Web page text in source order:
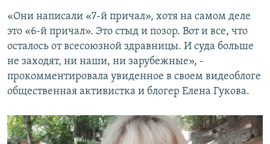
«Они написали «7-й причал», хотя на самом деле
это «6-й причал». Это стыд и позор. Вот и все, что
осталось от всесоюзной здравницы. И суда больше
не заходят, ни наши, ни зарубежные», -
прокомментировала увиденное в своем видеоблоге
общественная активистка и блогер Елена Гукова.